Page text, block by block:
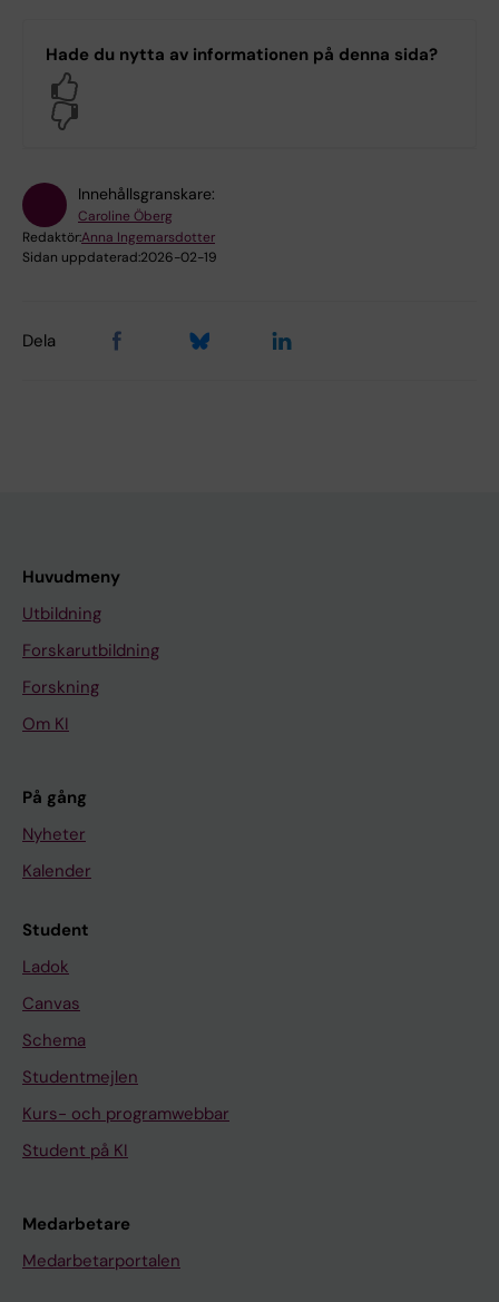
Hade du nytta av informationen på denna sida?
Innehållsgranskare:
Caroline Öberg
Redaktör:Anna Ingemarsdotter
Sidan uppdaterad:2026-02-19
Dela
Huvudmeny
Utbildning
Forskarutbildning
Forskning
Om KI
På gång
Nyheter
Kalender
Student
Ladok
Canvas
Schema
Studentmejlen
Kurs- och programwebbar
Student på KI
Medarbetare
Medarbetarportalen